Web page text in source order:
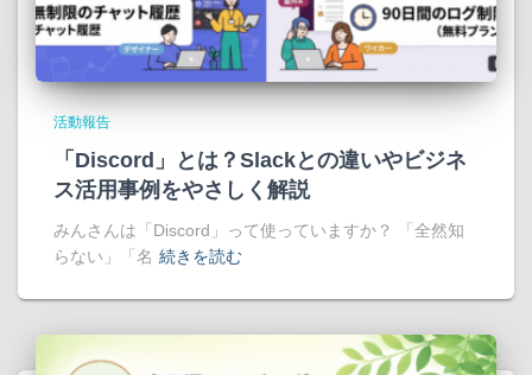
活動報告
「Discord」とは？Slackとの違いやビジネ
ス活用事例をやさしく解説
みんさんは「Discord」って使っていますか？ 「全然知
らない」「名 続きを読む